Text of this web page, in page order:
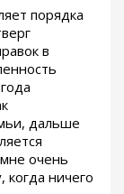
порядка
в
дальше
очень
когда ничего